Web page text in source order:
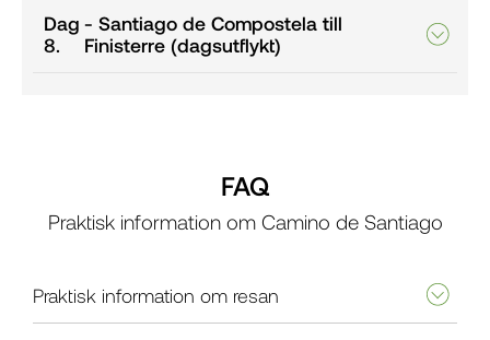
Dag
8.
- Santiago de Compostela till
Finisterre (dagsutflykt)
FAQ
Praktisk information om Camino de Santiago
Praktisk information om resan